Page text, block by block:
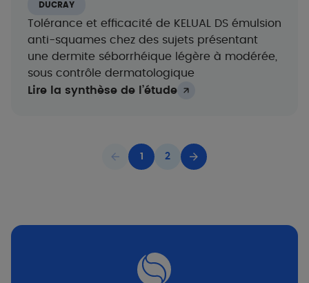
DUCRAY
Tolérance et efficacité de KELUAL DS émulsion
anti-squames chez des sujets présentant
une dermite séborrhéique légère à modérée,
sous contrôle dermatologique
Lire la synthèse de l’étude
Page précédente
Page courante
1
Page
2
Page suivante